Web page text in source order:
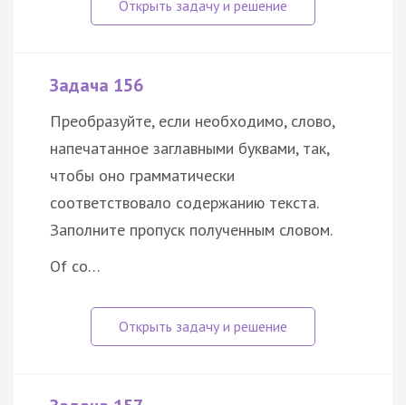
Задача 156
Преобразуйте, если необходимо, слово,
напечатанное заглавными буквами, так,
чтобы оно грамматически
соответствовало содержанию текста.
Заполните пропуск полученным словом.
Of co…